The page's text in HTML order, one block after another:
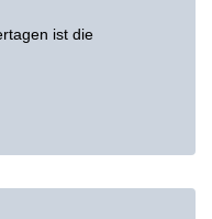
ist die